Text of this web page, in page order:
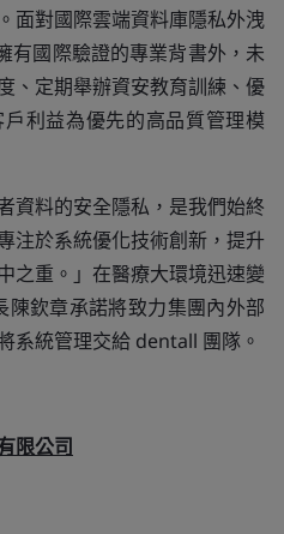
面對國際雲端資料庫隱私外洩
有國際驗證的專業背書外，未
、定期舉辦資安教育訓練、優
利益為優先的高品質管理模
資料的安全隱私，是我們始終
注於系統優化技術創新，提升
之重。」在醫療大環境迅速變
欽章承諾將致力集團內外部
系統管理交給 dentall 團隊。
限公司